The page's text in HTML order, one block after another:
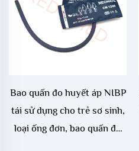
Bao quấn đo huyết áp NIBP
tái sử dụng cho trẻ sơ sinh,
loại ống đơn, bao quấn đo